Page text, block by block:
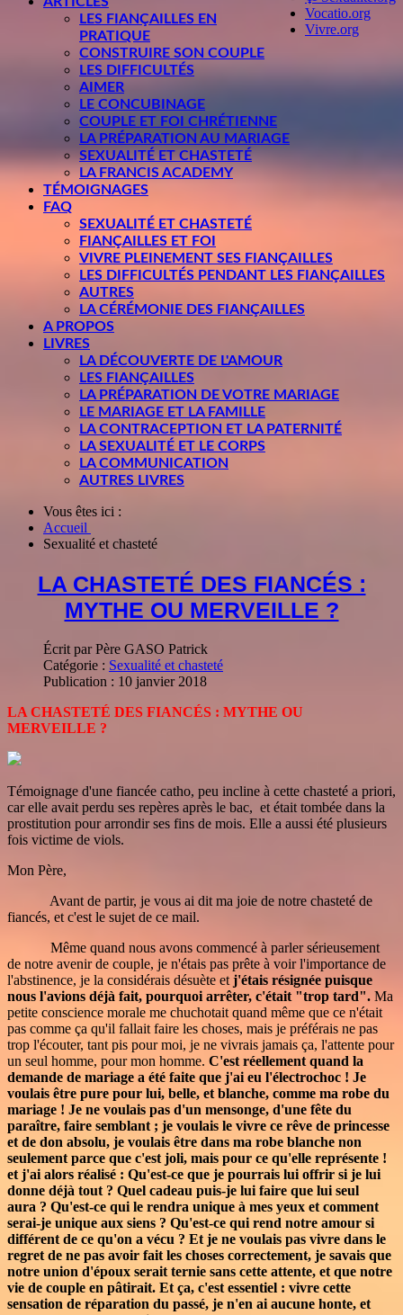
Vocatio.org
Vivre.org
LES FIANÇAILLES EN
PRATIQUE
CONSTRUIRE SON COUPLE
LES DIFFICULTÉS
AIMER
LE CONCUBINAGE
COUPLE ET FOI CHRÉTIENNE
LA PRÉPARATION AU MARIAGE
SEXUALITÉ ET CHASTETÉ
LA FRANCIS ACADEMY
TÉMOIGNAGES
FAQ
SEXUALITÉ ET CHASTETÉ
FIANÇAILLES ET FOI
VIVRE PLEINEMENT SES FIANÇAILLES
LES DIFFICULTÉS PENDANT LES FIANÇAILLES
AUTRES
LA CÉRÉMONIE DES FIANÇAILLES
A PROPOS
LIVRES
LA DÉCOUVERTE DE L'AMOUR
LES FIANÇAILLES
LA PRÉPARATION DE VOTRE MARIAGE
LE MARIAGE ET LA FAMILLE
LA CONTRACEPTION ET LA PATERNITÉ
LA SEXUALITÉ ET LE CORPS
LA COMMUNICATION
AUTRES LIVRES
Vous êtes ici :
Accueil
Sexualité et chasteté
LA CHASTETÉ DES FIANCÉS :
MYTHE OU MERVEILLE ?
Écrit parPère GASO Patrick
Catégorie : Sexualité et chasteté
Publication : 10 janvier 2018
LA CHASTETÉ DES FIANCÉS : MYTHE OU
MERVEILLE ?
Témoignage d'une fiancée catho, peu incline à cette chasteté a priori,
car elle avait perdu ses repères après le bac, et était tombée dans la
prostitution pour arrondir ses fins de mois. Elle a aussi été plusieurs
fois victime de viols.
Mon Père,
Avant de partir, je vous ai dit ma joie de notre chasteté de
fiancés, et c'est le sujet de ce mail.
Même quand nous avons commencé à parler sérieusement
de notre avenir de couple, je n'étais pas prête à voir l'importance de
l'abstinence, je la considérais désuète et j'étais résignée puisque
nous l'avions déjà fait, pourquoi arrêter, c'était "trop tard". Ma
petite conscience morale me chuchotait quand même que ce n'était
pas comme ça qu'il fallait faire les choses, mais je préférais ne pas
trop l'écouter, tant pis pour moi, je ne vivrais jamais ça, l'attente pour
un seul homme, pour mon homme. C'est réellement quand la
demande de mariage a été faite que j'ai eu l'électrochoc ! Je
voulais être pure pour lui, belle, et blanche, comme ma robe du
mariage ! Je ne voulais pas d'un mensonge, d'une fête du
paraître, faire semblant ; je voulais le vivre ce rêve de princesse
et de don absolu, je voulais être dans ma robe blanche non
seulement parce que c'est joli, mais pour ce qu'elle représente !
et j'ai alors réalisé : Qu'est-ce que je pourrais lui offrir si je lui
donne déjà tout ? Quel cadeau puis-je lui faire que lui seul
aura ? Qu'est-ce qui le rendra unique à mes yeux et comment
serai-je unique aux siens ? Qu'est-ce qui rend notre amour si
différent de ce qu'on a vécu ? Et je ne voulais pas vivre dans le
regret de ne pas avoir fait les choses correctement, je savais que
notre union d'époux serait ternie sans cette attente, et que notre
vie de couple en pâtirait. Et ça, c'est essentiel : vivre cette
sensation de réparation du passé, je n'en ai aucune honte, et